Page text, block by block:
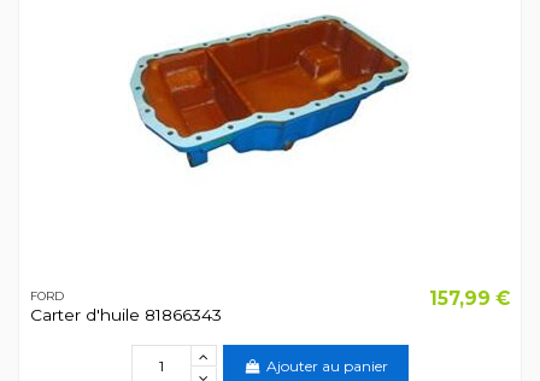
FORD
Carter d'huile 81866343
157,99 €
Ajouter au panier